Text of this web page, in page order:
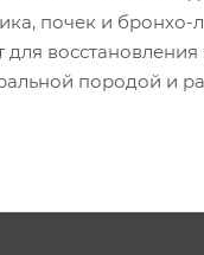
почек и бронхо-
для
породой и